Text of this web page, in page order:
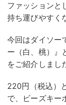
ファッションと
持ち運びやすく
今回はダイソー
ー（白、桃）』
をご紹介しまし
220円（税込）
で、ビーズキー